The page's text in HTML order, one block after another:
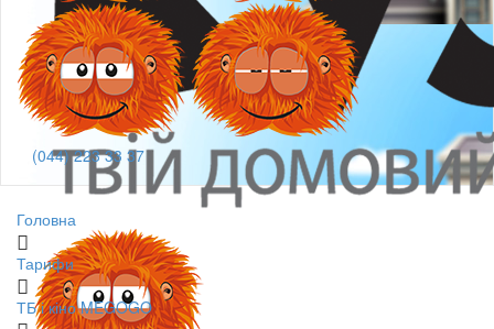
(044) 223 33 37
Головна
Тарифи
ТБ і кіно MEGOGO